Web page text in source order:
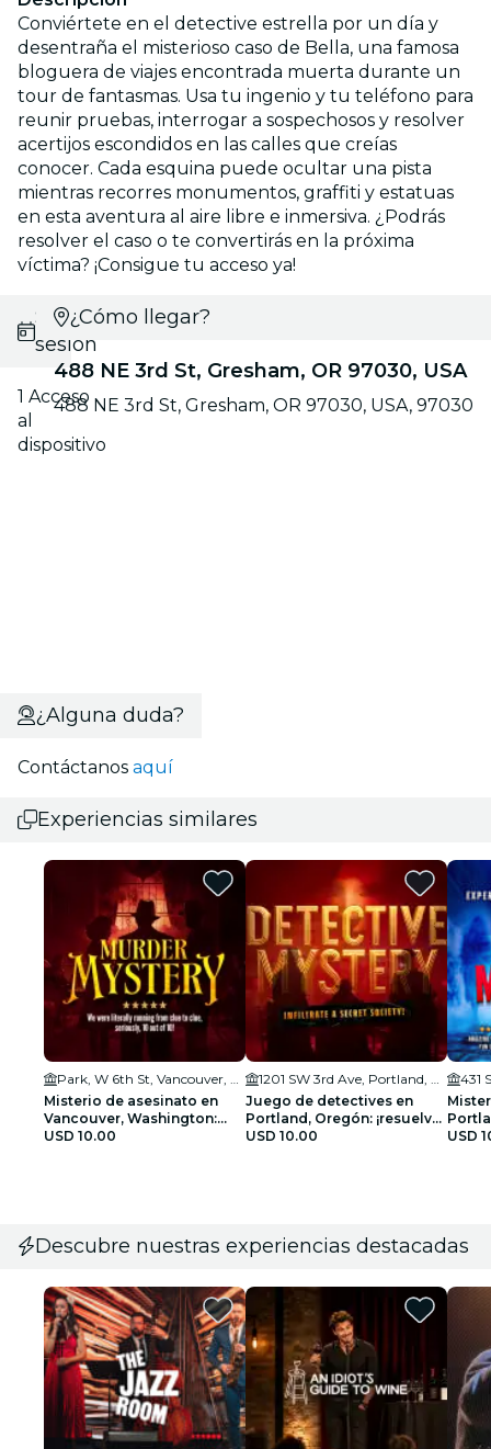
Conviértete en el detective estrella por un día y
desentraña el misterioso caso de Bella, una famosa
bloguera de viajes encontrada muerta durante un
tour de fantasmas. Usa tu ingenio y tu teléfono para
reunir pruebas, interrogar a sospechosos y resolver
acertijos escondidos en las calles que creías
conocer. Cada esquina puede ocultar una pista
mientras recorres monumentos, graffiti y estatuas
en esta aventura al aire libre e inmersiva. ¿Podrás
resolver el caso o te convertirás en la próxima
víctima? ¡Consigue tu acceso ya!
Selecciona
sesión
1 Acceso
al
dispositivo
¿Cómo llegar?
488 NE 3rd St, Gresham, OR 97030, USA
488 NE 3rd St, Gresham, OR 97030, USA, 97030
¿Alguna duda?
Contáctanos aquí
Experiencias similares
Misterio de asesinato en
Vancouver, Washington:
¡resuelve el caso!
USD 10.00
Juego de detectives en
Portland, Oregón: ¡resuelve
la conspiración de los
USD 10.00
431
USD
Descubre nuestras experiencias destacadas